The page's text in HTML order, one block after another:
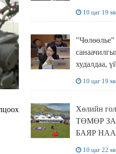
10 цаг 19
"Чөлөөлье"
худалдаа,
болгох
төслийг
10 цаг 19
Хөлийн
ТӨМӨР
БАЯР
10 цаг 22